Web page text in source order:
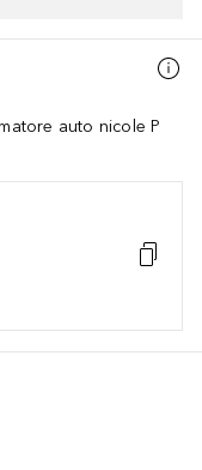
auto nicole P